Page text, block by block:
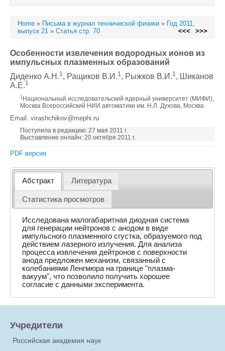
Home » Письма в журнал технической физики » Год 2011,
выпуск 21 » Статья стр. 70 <<< >>>
Особенности извлечения водородных ионов из
импульсных плазменных образований
Диденко А.Н.1, Ращиков В.И.1, Рыжков В.И.1, Шиканов
А.Е.1
1 Национальный исследовательский ядерный университет (МИФИ),
Москва Всероссийский НИИ автоматики им. Н.Л. Духова, Москва
Email: virashchikov@mephi.ru
Поступила в редакцию: 27 мая 2011 г.
Выставление онлайн: 20 октября 2011 г.
PDF версия
Абстракт Литература
Статистика просмотров
Исследована малогабаритная диодная система
для генерации нейтронов с анодом в виде
импульсного плазменного сгустка, образуемого под
действием лазерного излучения. Для анализа
процесса извлечения дейтронов с поверхности
анода предложен механизм, связанный с
колебаниями Ленгмюра на границе "плазма-
вакуум", что позволило получить хорошее
согласие с данными эксперимента.
Учредители
Российская академия наук